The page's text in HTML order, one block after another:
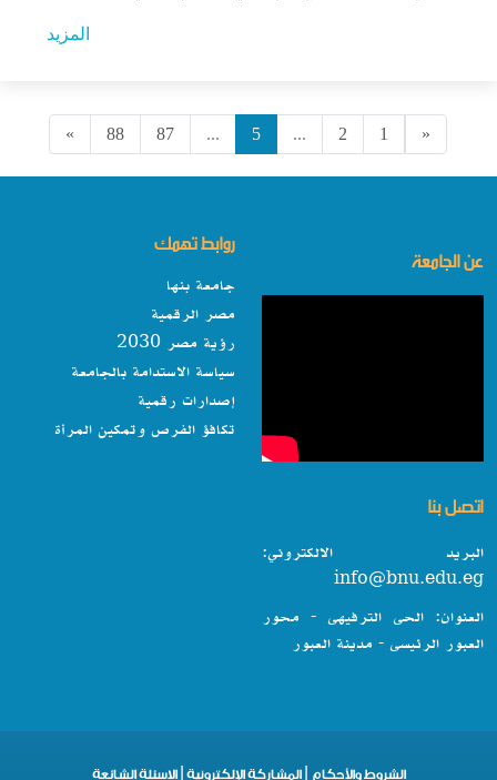
المزيد
«
1
2
...
5
...
87
88
»
عن الجامعة
روابط تهمك
جامعة بنها
مصر الرقمية
رؤية مصر 2030
سياسة الاستدامة بالجامعة
إصدارات رقمية
تكافؤ الفرص وتمكين المرأة
اتصل بنا
البريد الالكتروني:
info@bnu.edu.eg
العنوان: الحى الترفيهى - محور
العبور الرئيسى - مدينة العبور